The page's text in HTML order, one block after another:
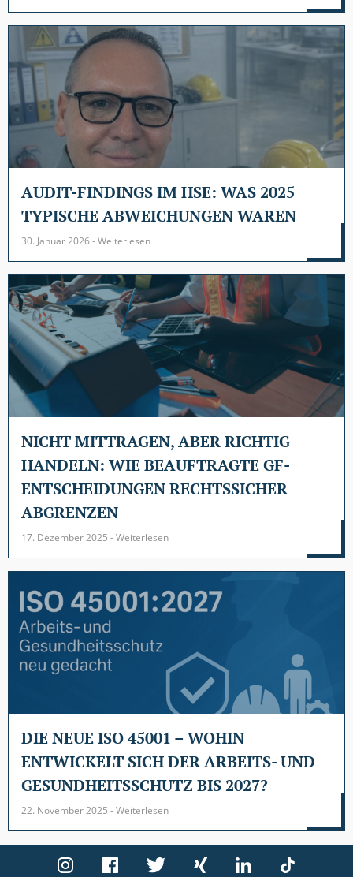
AUDIT-FINDINGS IM HSE: WAS 2025
TYPISCHE ABWEICHUNGEN WAREN
30. Januar 2026 - Weiterlesen
NICHT MITTRAGEN, ABER RICHTIG
HANDELN: WIE BEAUFTRAGTE GF-
ENTSCHEIDUNGEN RECHTSSICHER
ABGRENZEN
17. Dezember 2025 - Weiterlesen
DIE NEUE ISO 45001 – WOHIN
ENTWICKELT SICH DER ARBEITS- UND
GESUNDHEITSSCHUTZ BIS 2027?
22. November 2025 - Weiterlesen